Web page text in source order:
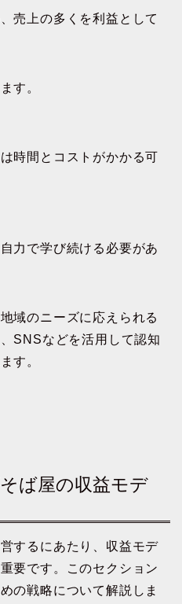
売上の多くを利益として
す。
時間とコストがかかる可
力で学び続ける必要があ
域のニーズに応えられる
SNSなどを活用して認知
す。
ば屋の収益モデ
するにあたり、収益モデ
要です。このセクション
の戦略について解説しま